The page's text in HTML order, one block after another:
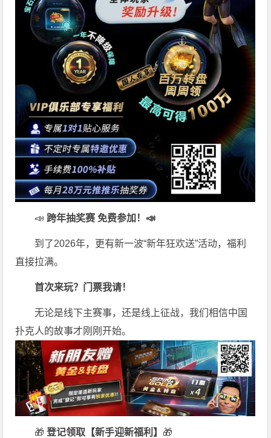
📣 跨年抽奖赛 免费参加 ！📣
到了2026年，更有新一波“新年狂欢送”活动，福利
直接拉满。
首次来玩？门票我请！
无论是线下主赛事，还是线上征战，我们相信中国
扑克人的故事才刚刚开始。
🎁 登记领取【新手迎新福利】 🎁